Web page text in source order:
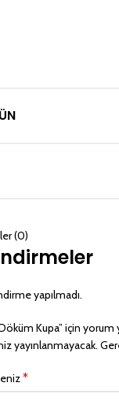
(0)
yapılmadı.
Kupa” için yorum
yayınlanmayacak.
*